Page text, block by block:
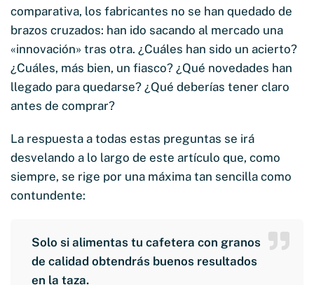
comparativa, los fabricantes no se han quedado de
brazos cruzados: han ido sacando al mercado una
«innovación» tras otra. ¿Cuáles han sido un acierto?
¿Cuáles, más bien, un fiasco? ¿Qué novedades han
llegado para quedarse? ¿Qué deberías tener claro
antes de comprar?
La respuesta a todas estas preguntas se irá
desvelando a lo largo de este artículo que, como
siempre, se rige por una máxima tan sencilla como
contundente:
Solo si alimentas tu cafetera con granos
de calidad obtendrás buenos resultados
en la taza.